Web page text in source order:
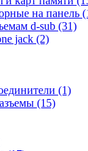
на панель
d-sub (31)
jack (2)
(1)
(15)